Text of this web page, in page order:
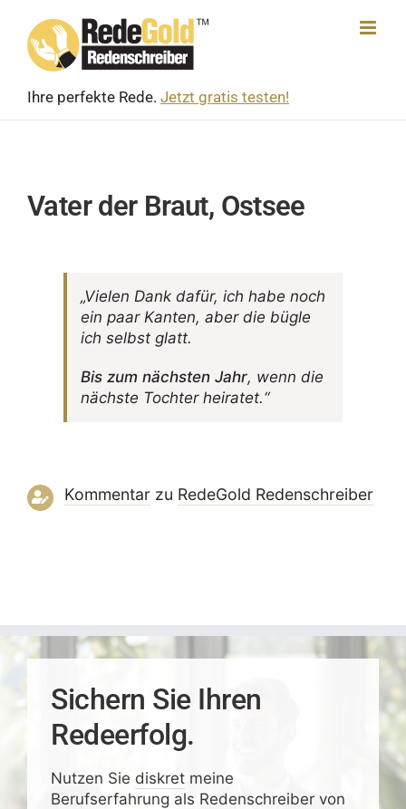
content
Ihre perfekte Rede. Jetzt gratis testen!
Vater der Braut, Ostsee
„Vielen Dank dafür, ich habe noch
ein paar Kanten, aber die bügle
ich selbst glatt.
Bis zum nächsten Jahr, wenn die
nächste Tochter heiratet.“
Kommentarzu RedeGold Reden­schreiber
Sichern Sie Ihren
Redeerfolg.
Nutzen Sie diskretmeine
Berufserfahrung als Redenschreiber von